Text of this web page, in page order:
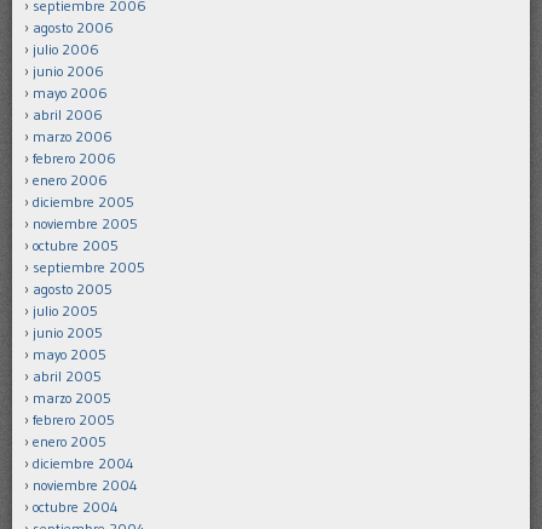
septiembre 2006
agosto 2006
julio 2006
junio 2006
mayo 2006
abril 2006
marzo 2006
febrero 2006
enero 2006
diciembre 2005
noviembre 2005
octubre 2005
septiembre 2005
agosto 2005
julio 2005
junio 2005
mayo 2005
abril 2005
marzo 2005
febrero 2005
enero 2005
diciembre 2004
noviembre 2004
octubre 2004